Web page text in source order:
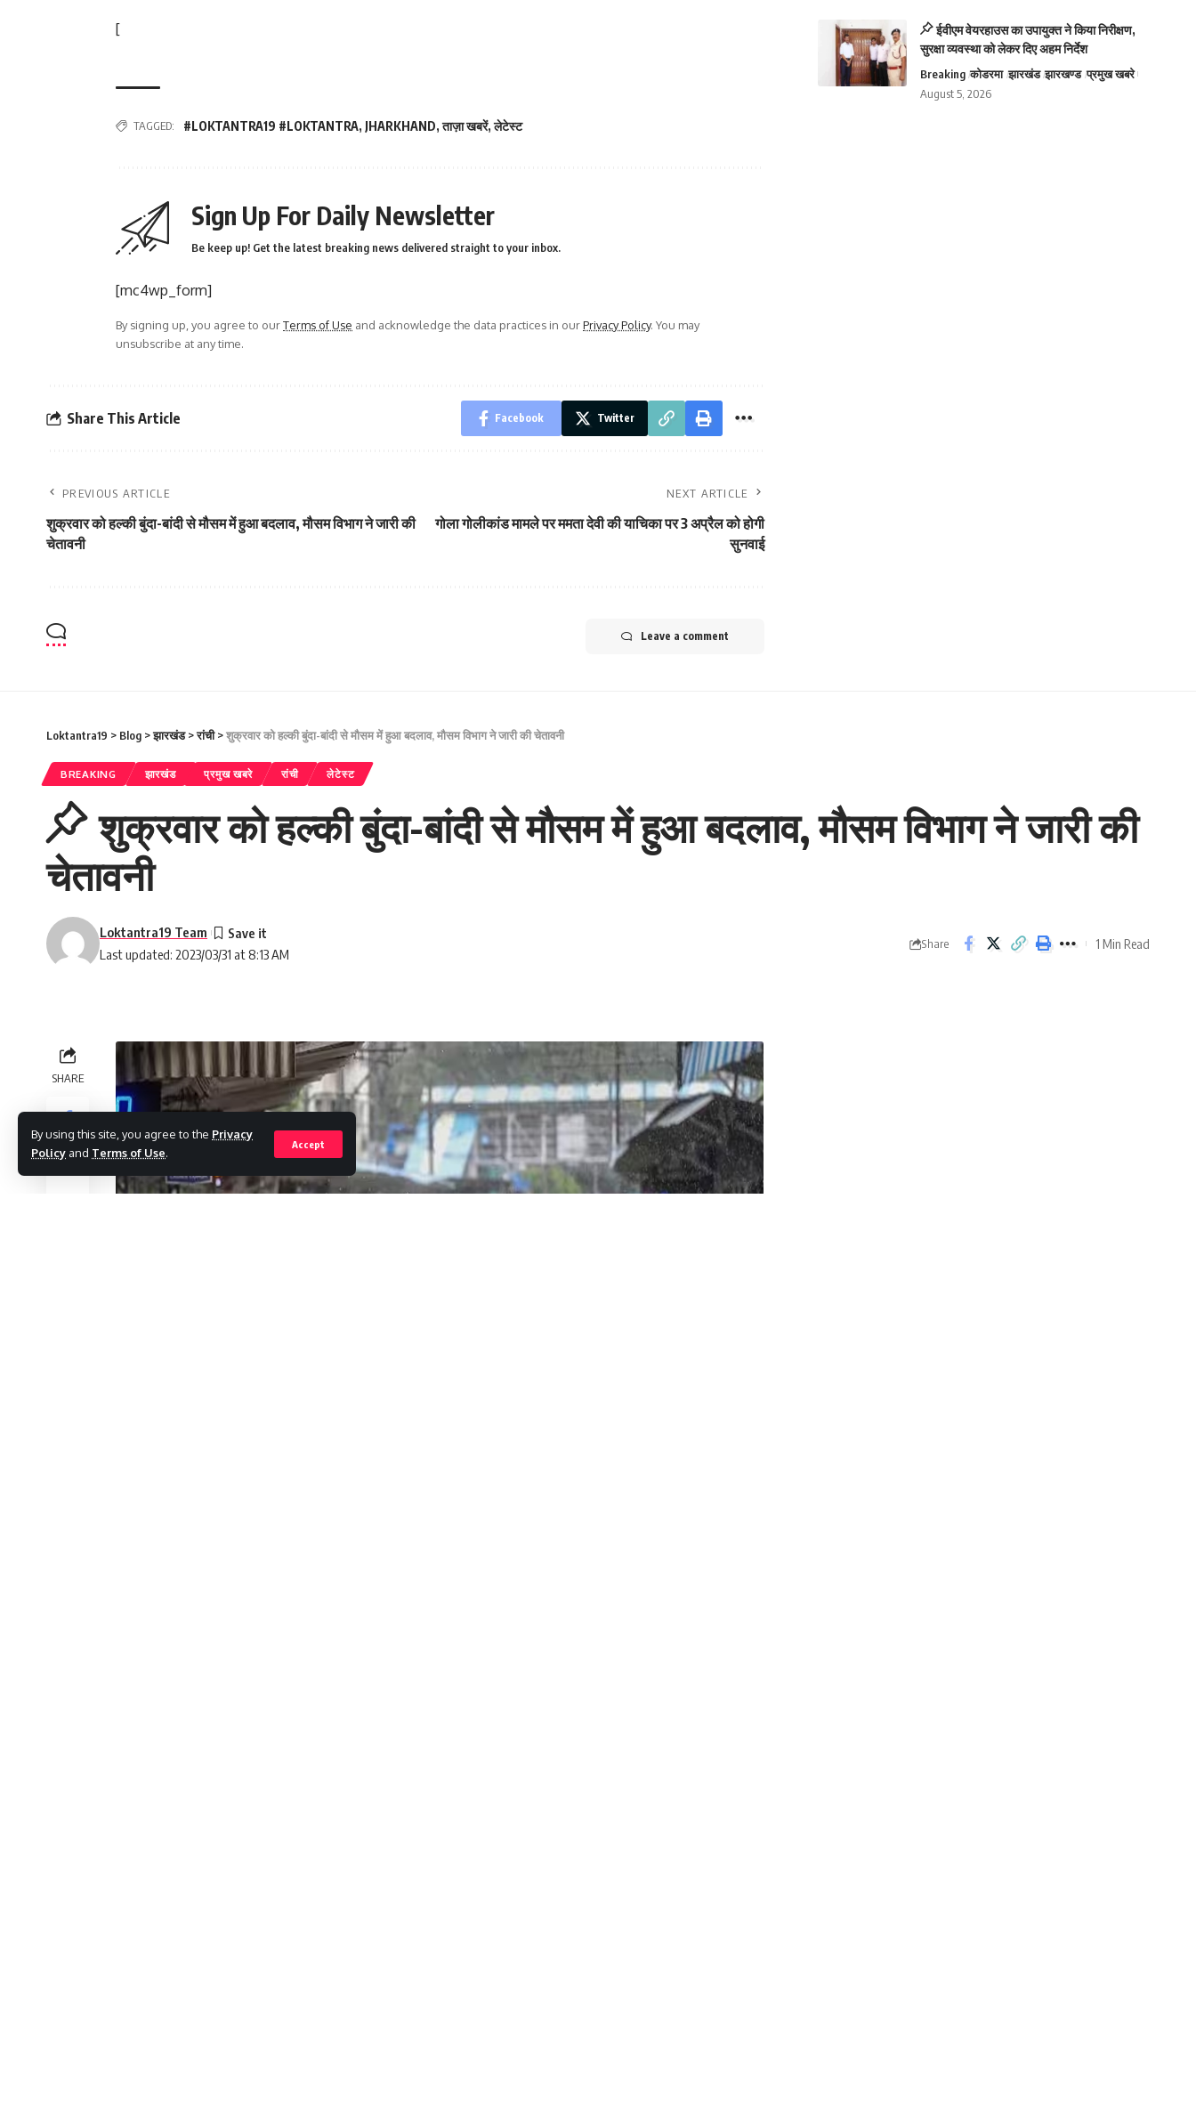
By using this site, you agree to the Privacy
Policy and Terms of Use.
Accept
[
TAGGED: #LOKTANTRA19 #LOKTANTRA, JHARKHAND,ताज़ा खबरें,लेटेस्ट
Sign Up For Daily Newsletter
Be keep up! Get the latest breaking news delivered straight to your inbox.
[mc4wp_form]
By signing up, you agree to ourTerms of Use and acknowledge the data practices in ourPrivacy Policy. You may
unsubscribe at any time.
Share This Article Facebook Twitter
PREVIOUS ARTICLE
शुक्रवार को हल्की बुंदा-बांदी से मौसम में हुआ बदलाव, मौसम विभाग ने जारी की
चेतावनी
NEXT ARTICLE
गोला गोलीकांड मामले पर ममता देवी की याचिका पर 3 अप्रैल को होगी
सुनवाई
Leave a comment
ईवीएम वेयरहाउस का उपायुक्त ने किया निरीक्षण,
सुरक्षा व्यवस्था को लेकर दिए अहम निर्देश
Breaking कोडरमा झारखंड झारखण्ड प्रमुख खबरे
August 5, 2026
Loktantra19 > Blog >झारखंड>रांची>शुक्रवार को हल्की बुंदा-बांदी से मौसम में हुआ बदलाव, मौसम विभाग ने जारी की चेतावनी
BREAKING झारखंड प्रमुख खबरे रांची लेटेस्ट
शुक्रवार को हल्की बुंदा-बांदी से मौसम में हुआ बदलाव, मौसम विभाग ने जारी की
चेतावनी
Last updated: 2023/03/31 at 8:13 AM
Loktantra19 Team
Share 1 Min Read
SHARE